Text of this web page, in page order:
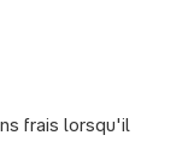
frais lorsqu'il